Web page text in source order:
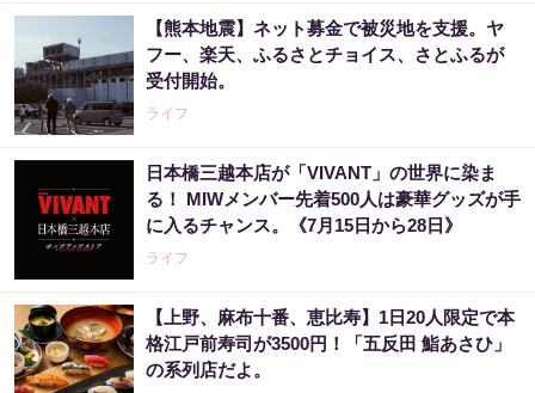
【熊本地震】ネット募金で被災地を支援。ヤ
フー、楽天、ふるさとチョイス、さとふるが
受付開始。
ライフ
日本橋三越本店が「VIVANT」の世界に染ま
る！ MIWメンバー先着500人は豪華グッズが手
に入るチャンス。《7月15日から28日》
ライフ
【上野、麻布十番、恵比寿】1日20人限定で本
格江戸前寿司が3500円！「五反田 鮨あさひ」
の系列店だよ。